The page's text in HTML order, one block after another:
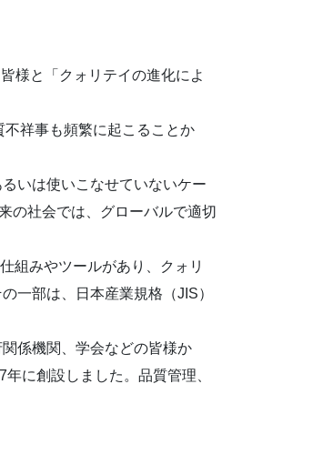
様と「クォリテイの進化によ
祥事も頻繁に起こることか
いは使いこなせていないケー
の社会では、グローバルで適切
組みやツールがあり、クォリ
一部は、日本産業規格（JIS）
係機関、学会などの皆様か
に創設しました。品質管理、